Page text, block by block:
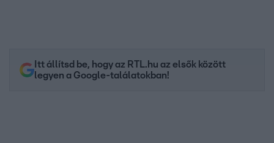
Itt állítsd be, hogy az RTL.hu az elsők között
legyen a Google-találatokban!